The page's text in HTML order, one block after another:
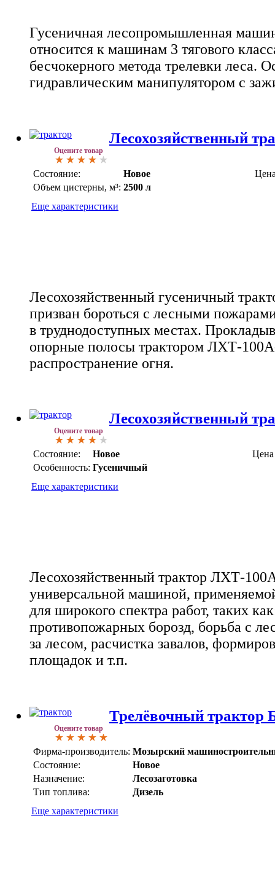
Гусеничная лесопромышленная
относится к машинам 3 тягового
бесчокерного метода трелевки леса.
гидравлическим манипулятором с
Оцените товар
Лесохозяйственный
Состояние:
Новое
Объем цистерны, м³: 2500 л
Еще характеристики
Лесохозяйственный гусеничный
призван бороться с лесными
в труднодоступных местах.
опорные полосы трактором ЛХТ-
распространение огня.
Оцените товар
Лесохозяйственный
Состояние:
Новое
Особенность: Гусеничный
Еще характеристики
Цена
Лесохозяйственный трактор ЛХТ-
универсальной машиной,
для широкого спектра работ, таких
противопожарных борозд, борьба с
за лесом, расчистка завалов,
площадок и т.п.
Оцените товар
Трелёвочный трактор
Фирма-производитель: Мозырский
Состояние:
Новое
Назначение:
Лесозаготовка
Тип топлива:
Дизель
Еще характеристики